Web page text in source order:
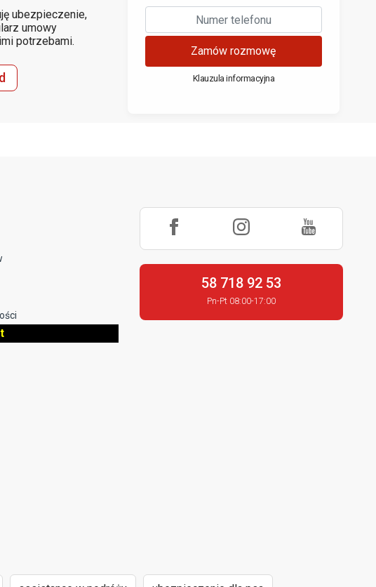
ubezpieczenie,
umowy
potrzebami.
Zamów rozmowę
Klauzula informacyjna
58 718 92 53
Pn-Pt 08:00-17:00